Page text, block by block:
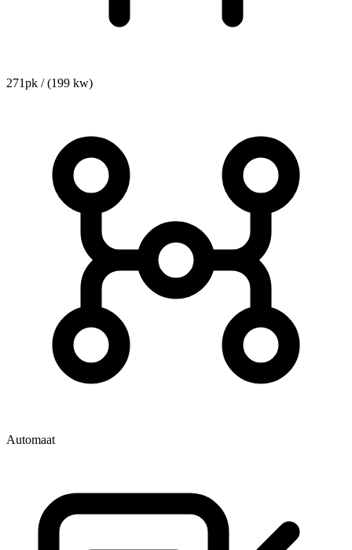
271pk / (199 kw)
Automaat